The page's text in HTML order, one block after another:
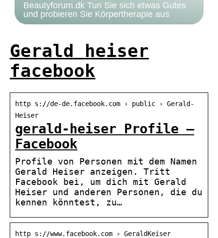
Beautyforum.dk Tun Sie sich etwas Gutes
und probieren Sie Körpertherapie aus
Gerald heiser
facebook
http s://de-de.facebook.com › public › Gerald-
Heiser
gerald-heiser Profile –
Facebook
Profile von Personen mit dem Namen
Gerald Heiser anzeigen. Tritt
Facebook bei, um dich mit Gerald
Heiser und anderen Personen, die du
kennen könntest, zu…
http s://www.facebook.com › GeraldKeiser